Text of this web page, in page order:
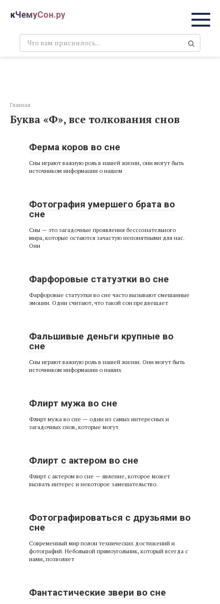
кЧемуСон.ру
Поиск:
Главная
Буква «Ф», все толкования снов
Ферма коров во сне
Сны играют важную роль в нашей жизни, они могут быть
источником информации о нашем
Фотография умершего брата во
сне
Сны — это загадочные проявления бессознательного
мира, которые остаются зачастую непонятными для нас.
Они
Фарфоровые статуэтки во сне
Фарфоровые статуэтки во сне часто вызывают смешанные
эмоции. Одни считают, что такой сон предвещает
Фальшивые деньги крупные во
сне
Сны играют важную роль в нашей жизни. Они могут быть
источником информации о наших
Флирт мужа во сне
Флирт мужа во сне — один из самых интересных и
загадочных снов, которые могут
Флирт с актером во сне
Флирт с актером во сне — явление, которое может
вызвать интерес и некоторое замешательство.
Фотографироваться с друзьями во
сне
Современный мир полон технических достижений и
фотографий. Небольшой прямоугольник, который всегда с
нами, позволяет
Фантастические звери во сне